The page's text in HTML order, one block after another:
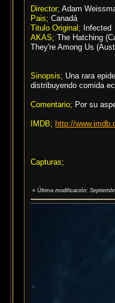
Director; Adam
Pais; Canadá
Titulo Original; Infected
AKAS; The Hatching
They're Among Us
Sinopsis; Una rara
distribuyendo comida
Comentario; Por su
IMDB; http://
Capturas;
« Última modificación: